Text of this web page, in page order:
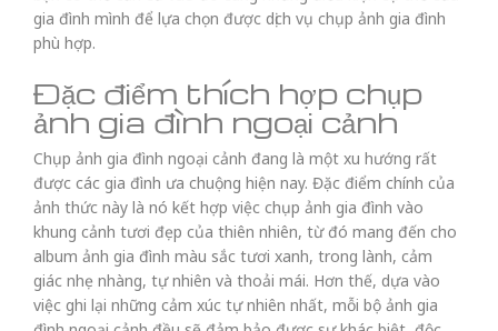
gia đình mình để lựa chọn được dịch vụ chụp ảnh gia đình
phù hợp.
Đặc điểm thích hợp chụp
ảnh gia đình ngoại cảnh
Chụp ảnh gia đình ngoại cảnh đang là một xu hướng rất
được các gia đình ưa chuộng hiện nay. Đặc điểm chính của
ảnh thức này là nó kết hợp việc chụp ảnh gia đình vào
khung cảnh tươi đẹp của thiên nhiên, từ đó mang đến cho
album ảnh gia đình màu sắc tươi xanh, trong lành, cảm
giác nhẹ nhàng, tự nhiên và thoải mái. Hơn thế, dựa vào
việc ghi lại những cảm xúc tự nhiên nhất, mỗi bộ ảnh gia